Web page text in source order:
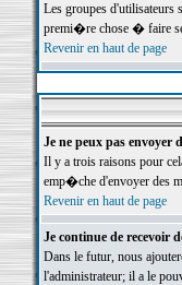
Les groupes
premi�re chose � faire
Revenir en haut de page
Je ne peux pas envoyer
Il y a trois raisons pour
emp�che d'envoyer des
Revenir en haut de page
Je continue de
Dans le futur, nous
l'administrateur; il a le